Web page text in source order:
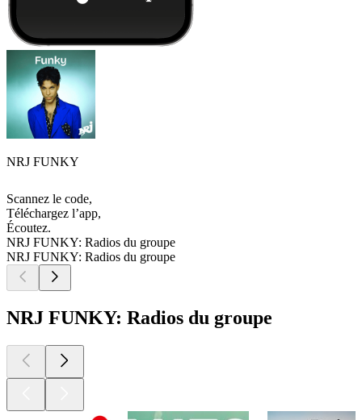
NRJ FUNKY
Scannez le code,
Téléchargez l’app,
Écoutez.
NRJ FUNKY: Radios du groupe
NRJ FUNKY: Radios du groupe
NRJ FUNKY: Radios du groupe